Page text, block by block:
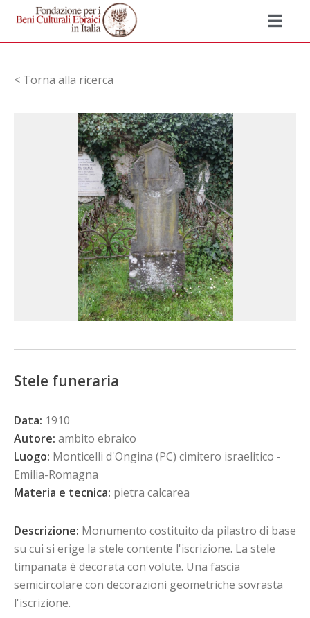
< Torna alla ricerca
Stele funeraria
Data: 1910
Autore: ambito ebraico
Luogo: Monticelli d'Ongina (PC) cimitero israelitico -
Emilia-Romagna
Materia e tecnica: pietra calcarea
Descrizione: Monumento costituito da pilastro di base
su cui si erige la stele contente l'iscrizione. La stele
timpanata è decorata con volute. Una fascia
semicircolare con decorazioni geometriche sovrasta
l'iscrizione.